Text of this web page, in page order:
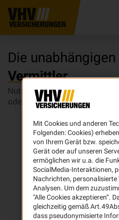
Die unabhängigen
Vermittler
Nutzen Sie unsere Vermittler-
oder Mehrfachvertreter in Ihrer
Mit Cookies und anderen
Folgenden: Cookies)
von Ihrem Gerät bzw.
Gerät oder auf unseren
ermöglichen wir u.a. die
SocialMedia-Interaktionen,
Nachrichten, personalisierte
Analysen. Um dem
"Alle Cookies akzeptieren“.
gleichzeitig gemäß
dass pseudonymisierte